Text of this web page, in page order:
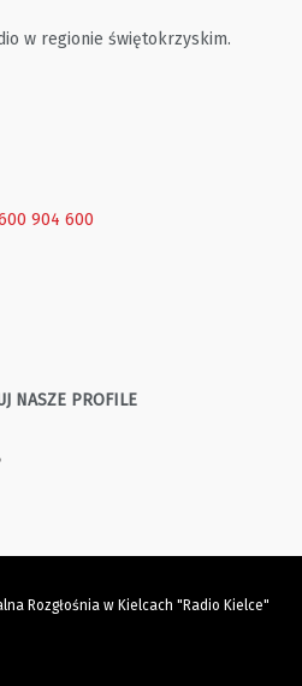
w regionie świętokrzyskim.
904 600
NASZE PROFILE
Rozgłośnia w Kielcach "Radio Kielce"